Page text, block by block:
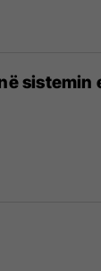
sistemin